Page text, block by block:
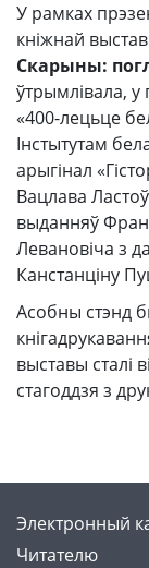
У рамках
кніжнай
Скарыны:
ўтрымлівала, у
«400-лецьце
Інстытутам
арыгінал
Вацлава
выданняў
Левановіча з
Канстанціну
Асобны стэнд
выставы сталі
стагоддзя з
Электронный
Читателю